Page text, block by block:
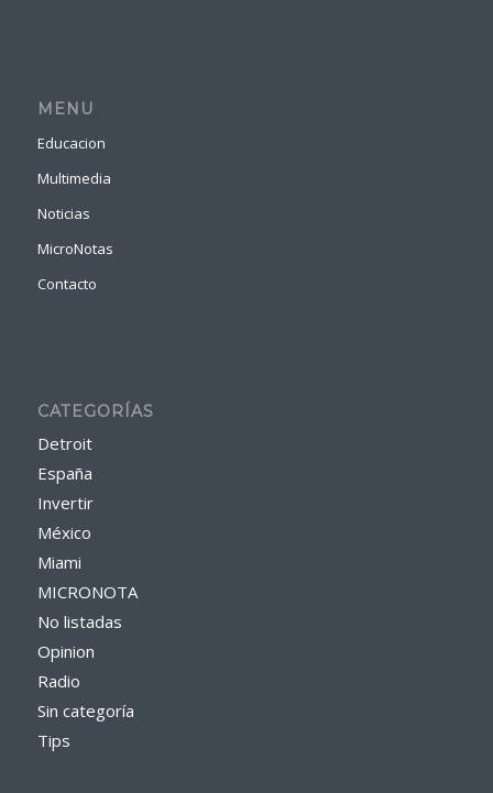
MENU
Educacion
Multimedia
Noticias
MicroNotas
Contacto
CATEGORÍAS
Detroit
España
Invertir
México
Miami
MICRONOTA
No listadas
Opinion
Radio
Sin categoría
Tips